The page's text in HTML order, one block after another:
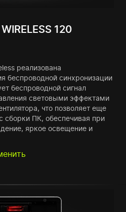
120
реализована
беспроводной синхронизации
беспроводной сигнал
световыми эффектами
что позволяет еще
сборки ПК, обеспечивая при
яркое освещение и